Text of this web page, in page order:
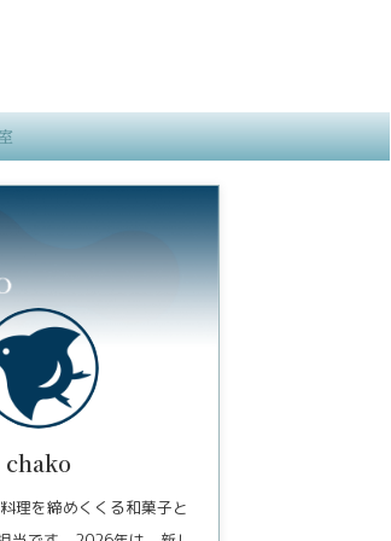
chako
理を締めくくる和菓子と